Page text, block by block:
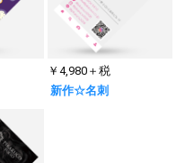
￥4,980＋税
新作☆名刺